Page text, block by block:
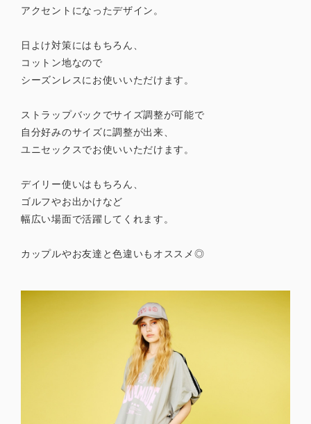
アクセントになったデザイン。
日よけ対策にはもちろん、
コットン地なので
シーズンレスにお使いいただけます。
ストラップバックでサイズ調整が可能で
自分好みのサイズに調整が出来、
ユニセックスでお使いいただけます。
デイリー使いはもちろん、
ゴルフやお出かけなど
幅広い場面で活躍してくれます。
カップルやお友達と色違いもオススメ◎